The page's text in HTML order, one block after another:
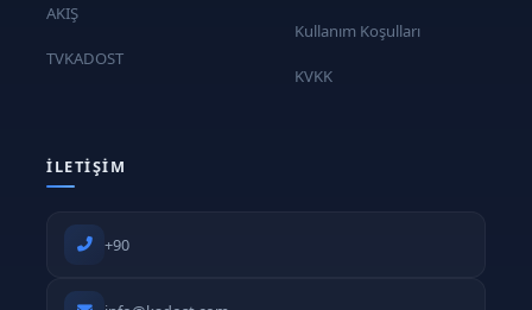
AKIŞ
TVKADOST
Kullanım Koşulları
KVKK
İLETIŞIM
+90